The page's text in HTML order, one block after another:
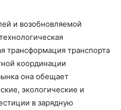
и возобновляемой
трансформация транспорта
координации
она обещает
экологические и
в зарядную